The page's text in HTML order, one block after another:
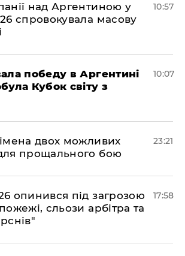
над Аргентиною у
спровокувала масову
10:57
победу в Аргентині
Кубок світу з
10:07
двох можливих
прощального бою
23:21
опинився під загрозою
сльози арбітра та
17:58